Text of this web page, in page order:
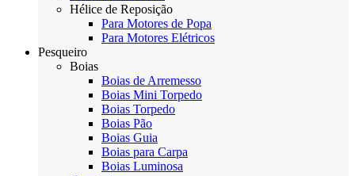
Hélice de Reposição
Para Motores de Popa
Para Motores Elétricos
Pesqueiro
Boias
Boias de Arremesso
Boias Mini Torpedo
Boias Torpedo
Boias Pão
Boias Guia
Boias para Carpa
Boias Luminosa